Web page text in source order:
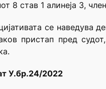
8 став 1 алинеја 3,
се наведува
пристап пред
У.бр.24/2022